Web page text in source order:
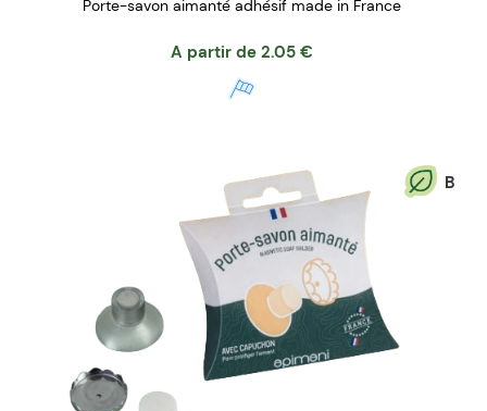
Porte-savon aimanté adhésif made in France
A partir de 2.05 €
B